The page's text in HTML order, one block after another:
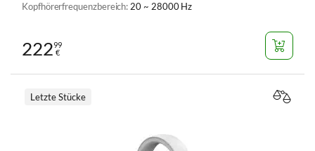
Kopfhörerfrequenzbereich: 20 ~ 28000 Hz
22299
€
Letzte Stücke